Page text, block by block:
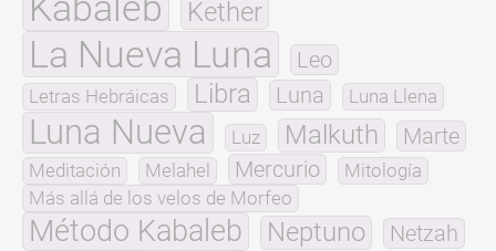
Kether
La Nueva Luna Leo
Letras Hebráicas Libra Luna Luna Llena
Luna Nueva Luz Malkuth Marte
Meditación Melahel Mercurio
Mitología
Más allá de los velos de Morfeo
Método Kabaleb Neptuno Netzah